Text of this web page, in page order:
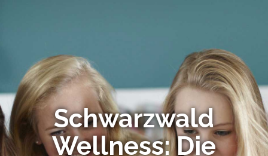
Schwarzwald
Wellness: Die